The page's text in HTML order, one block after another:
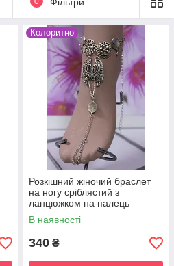
Колоритно
Розкішний жіночий браслет
на ногу сріблястий з
ланцюжком на палець
В наявності
340 ₴